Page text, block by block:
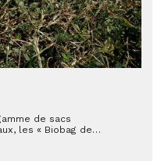
de sacs
les « Biobag de…